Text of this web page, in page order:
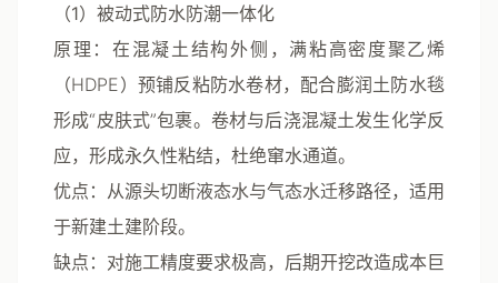
（1）被动式防水防潮一体化
原理 ：在混凝土结构外侧，满粘高密度聚乙烯
（HDPE）预铺反粘防水卷材，配合膨润土防水毯
形成“皮肤式”包裹。卷材与后浇混凝土发生化学反
应，形成永久性粘结，杜绝窜水通道。
优点 ：从源头切断液态水与气态水迁移路径，适用
于新建土建阶段。
缺点 ：对施工精度要求极高，后期开挖改造成本巨